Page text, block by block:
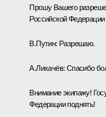
Прошу Вашего
Российской
В.Путин: Разрешаю.
А.Лихачёв: Спасибо
Внимание экипажу!
Федерации поднять!